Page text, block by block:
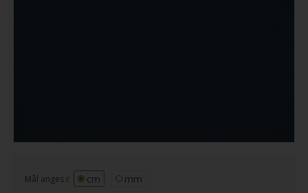
Mål anges i: cm mm